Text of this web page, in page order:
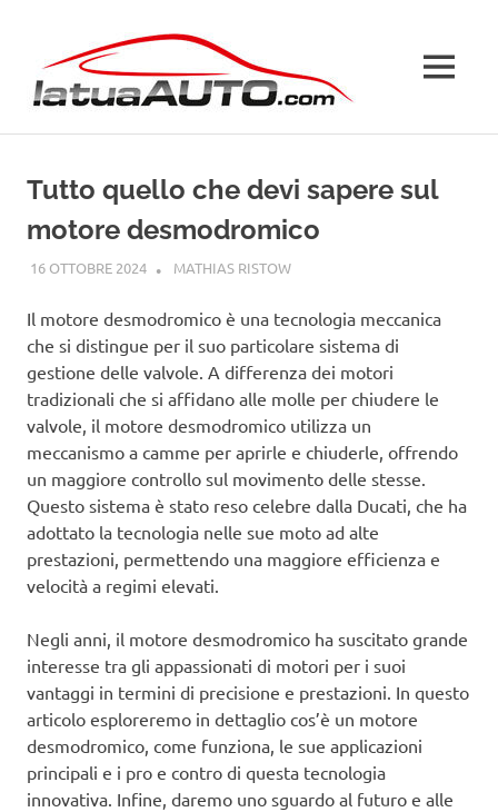
contenuto
MENU
Tutto quello che devi sapere sul
motore desmodromico
16 OTTOBRE 2024 MATHIAS RISTOWGUIDE
Il motore desmodromico è una tecnologia meccanica
che si distingue per il suo particolare sistema di
gestione delle valvole. A differenza dei motori
tradizionali che si affidano alle molle per chiudere le
valvole, il motore desmodromico utilizza un
meccanismo a camme per aprirle e chiuderle, offrendo
un maggiore controllo sul movimento delle stesse.
Questo sistema è stato reso celebre dalla Ducati, che ha
adottato la tecnologia nelle sue moto ad alte
prestazioni, permettendo una maggiore efficienza e
velocità a regimi elevati.
Negli anni, il motore desmodromico ha suscitato grande
interesse tra gli appassionati di motori per i suoi
vantaggi in termini di precisione e prestazioni. In questo
articolo esploreremo in dettaglio cos’è un motore
desmodromico, come funziona, le sue applicazioni
principali e i pro e contro di questa tecnologia
innovativa. Infine, daremo uno sguardo al futuro e alle